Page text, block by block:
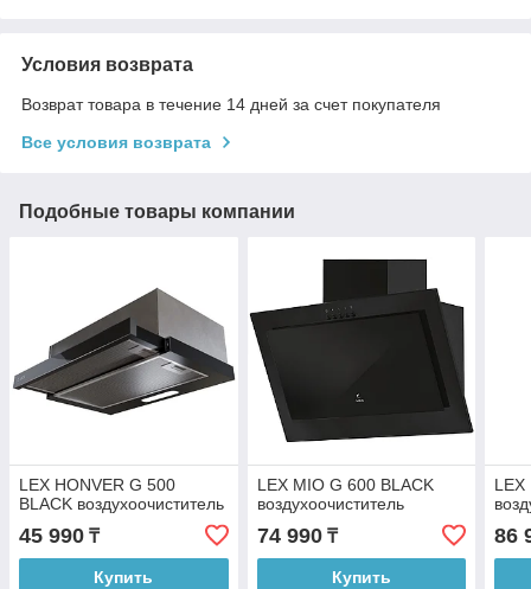
Условия возврата
Возврат товара в течение 14 дней за счет покупателя
Все условия возврата
Подобные товары компании
LEX HONVER G 500
BLACK воздухоочиститель
45 990 ₸
Купить
LEX MIO G 600 BLACK
воздухоочиститель
74 990₸
Купить
LEX
86